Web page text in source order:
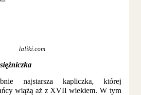
laliki.com
najstarsza kapliczka, której
wiążą aż z XVII wiekiem. W tym